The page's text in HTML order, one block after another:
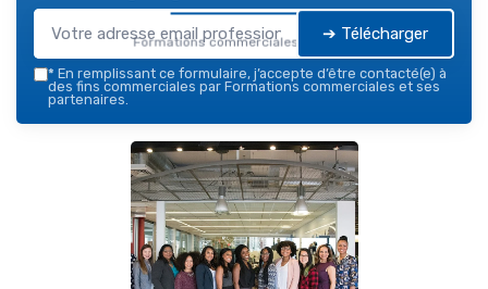
Formations commerciales — 2026➔ Télécharger
* En remplissant ce formulaire, j’accepte d’être contacté(e) à
des fins commerciales par Formations commerciales et ses
partenaires.